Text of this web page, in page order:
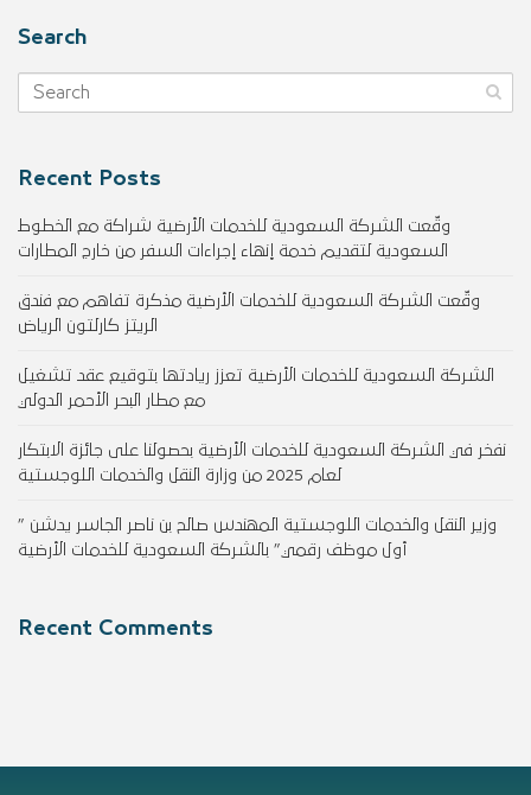
Search
Recent Posts
وقّعت الشركة السعودية للخدمات الأرضية شراكة مع الخطوط
السعودية لتقديم خدمة إنهاء إجراءات السفر من خارج المطارات
وقّعت الشركة السعودية للخدمات الأرضية مذكرة تفاهم مع فندق
الريتز كارلتون الرياض
الشركة السعودية للخدمات الأرضية تعزز ريادتها بتوقيع عقد تشغيل
مع مطار البحر الأحمر الدولي
نفخر في الشركة السعودية للخدمات الأرضية بحصولنا على جائزة الابتكار
لعام 2025 من وزارة النقل والخدمات اللوجستية
وزير النقل والخدمات اللوجستية المهندس صالح بن ناصر الجاسر يدشن ”
أول موظف رقمي” بالشركة السعودية للخدمات الأرضية
Recent Comments